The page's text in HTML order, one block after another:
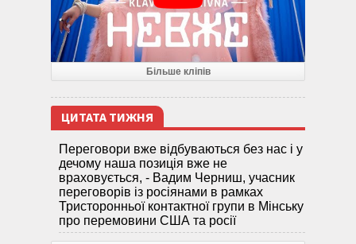
Більше кліпів
ЦИТАТА ТИЖНЯ
Переговори вже відбуваються без нас і у
дечому наша позиція вже не
враховується, - Вадим Черниш, учасник
переговорів із росіянами в рамках
Тристоронньої контактної групи в Мінську
про перемовини США та росії